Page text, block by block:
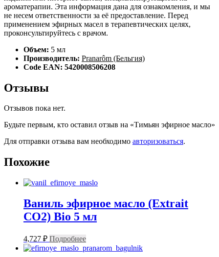
ароматерапии. Эта информация дана для ознакомления, и мы
не несем ответственности за её предоставление. Перед
применением эфирных масел в терапевтических целях,
проконсультируйтесь с врачом.
Объем: 5 мл
Производитель: Pranarôm (Бельгия)
Code EAN: 5420008506208
Отзывы
Отзывов пока нет.
Будьте первым, кто оставил отзыв на «Тимьян эфирное масло»
Для отправки отзыва вам необходимо авторизоваться.
Похожие
Ваниль эфирное масло (Extrait
CO2) Bio 5 мл
4,727 ₽ Подробнее